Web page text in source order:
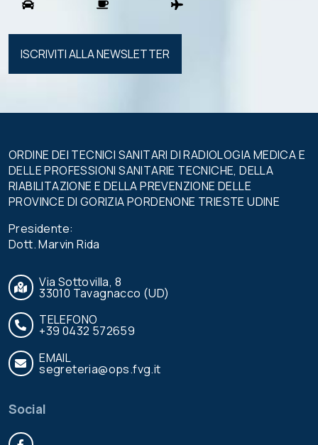
Si prega di
lasciare
ORDINE DEI TECNICI SANITARI DI RADIOLOGIA MEDICA E
DELLE PROFESSIONI SANITARIE TECNICHE, DELLA
RIABILITAZIONE E DELLA PREVENZIONE DELLE
PROVINCE DI GORIZIA PORDENONE TRIESTE UDINE
Presidente:
Dott. Marvin Rida
Via Sottovilla, 8
33010 Tavagnacco (UD)
TELEFONO
+39 0432 572659
EMAIL
segreteria@ops.fvg.it
Social